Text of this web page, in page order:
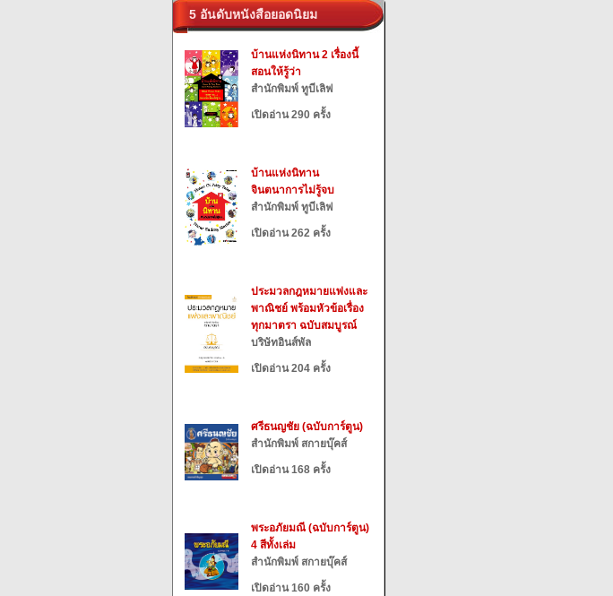
5 อันดับหนังสือยอดนิยม
บ้านแห่งนิทาน 2 เรื่องนี้
สอนให้รู้ว่า
สำนักพิมพ์ ทูบีเลิฟ
เปิดอ่าน 290 ครั้ง
บ้านแห่งนิทาน
จินตนาการไม่รู้จบ
สำนักพิมพ์ ทูบีเลิฟ
เปิดอ่าน 262 ครั้ง
ประมวลกฎหมายแพ่งและ
พาณิชย์ พร้อมหัวข้อเรื่อง
ทุกมาตรา ฉบับสมบูรณ์
บริษัทอินส์พัล
เปิดอ่าน 204 ครั้ง
ศรีธนญชัย (ฉบับการ์ตูน)
สำนักพิมพ์ สกายบุ๊คส์
เปิดอ่าน 168 ครั้ง
พระอภัยมณี (ฉบับการ์ตูน)
4 สีทั้งเล่ม
สำนักพิมพ์ สกายบุ๊คส์
เปิดอ่าน 160 ครั้ง